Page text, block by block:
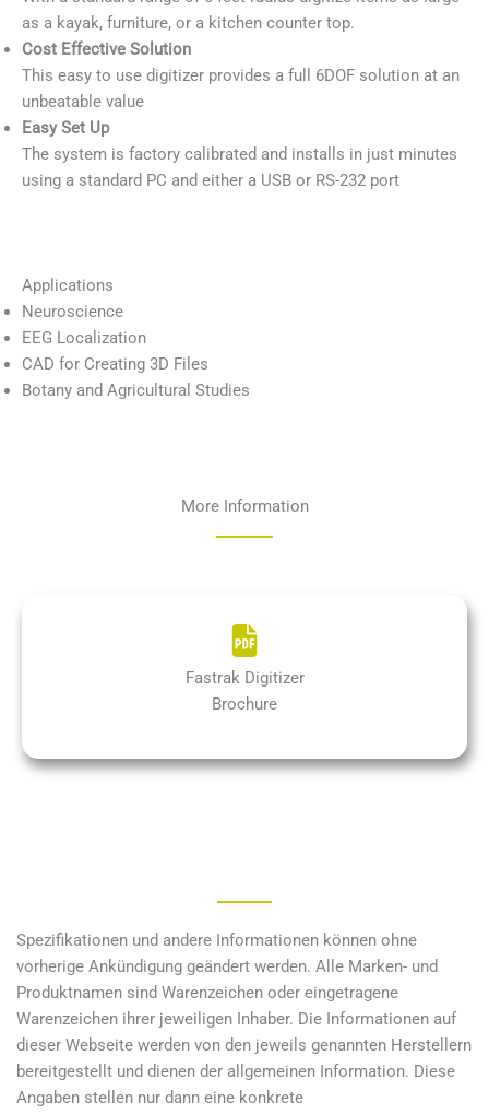
as a kayak, furniture, or a kitchen counter top.
Cost Effective Solution
This easy to use digitizer provides a full 6DOF solution at an
unbeatable value
Easy Set Up
The system is factory calibrated and installs in just minutes
using a standard PC and either a USB or RS-232 port
Applications
Neuroscience
EEG Localization
CAD for Creating 3D Files
Botany and Agricultural Studies
More Information
Fastrak Digitizer
Brochure
Spezifikationen und andere Informationen können ohne
vorherige Ankündigung geändert werden. Alle Marken- und
Produktnamen sind Warenzeichen oder eingetragene
Warenzeichen ihrer jeweiligen Inhaber. Die Informationen auf
dieser Webseite werden von den jeweils genannten Herstellern
bereitgestellt und dienen der allgemeinen Information. Diese
Angaben stellen nur dann eine konkrete